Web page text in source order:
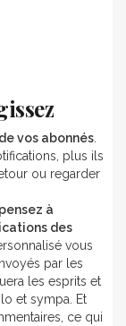
vos abonnés.
plus ils
ou regarder
pensez à
des
vous
par les
les esprits et
et sympa. Et
ce qui